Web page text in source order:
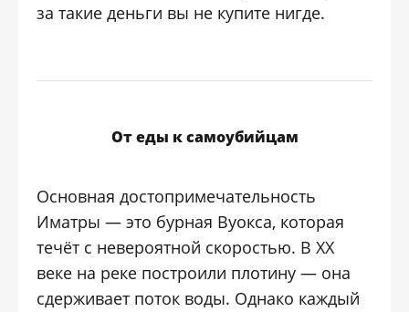
за такие деньги вы не купите нигде.
От еды к самоубийцам
Основная достопримечательность
Иматры — это бурная Вуокса, которая
течёт с невероятной скоростью. В XX
веке на реке построили плотину — она
сдерживает поток воды. Однако каждый